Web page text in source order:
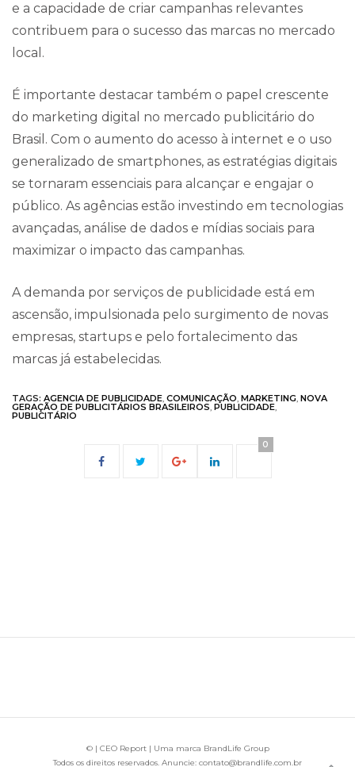
e a capacidade de criar campanhas relevantes
contribuem para o sucesso das marcas no mercado
local.
É importante destacar também o papel crescente
do marketing digital no mercado publicitário do
Brasil. Com o aumento do acesso à internet e o uso
generalizado de smartphones, as estratégias digitais
se tornaram essenciais para alcançar e engajar o
público. As agências estão investindo em tecnologias
avançadas, análise de dados e mídias sociais para
maximizar o impacto das campanhas.
A demanda por serviços de publicidade está em
ascensão, impulsionada pelo surgimento de novas
empresas, startups e pelo fortalecimento das
marcas já estabelecidas.
TAGS: AGENCIA DE PUBLICIDADE, COMUNICAÇÃO, MARKETING, NOVA
GERAÇÃO DE PUBLICITÁRIOS BRASILEIROS, PUBLICIDADE,
PUBLICITÁRIO
0
© | CEO Report | Uma marca BrandLife Group
Todos os direitos reservados. Anuncie: contato@brandlife.com.br